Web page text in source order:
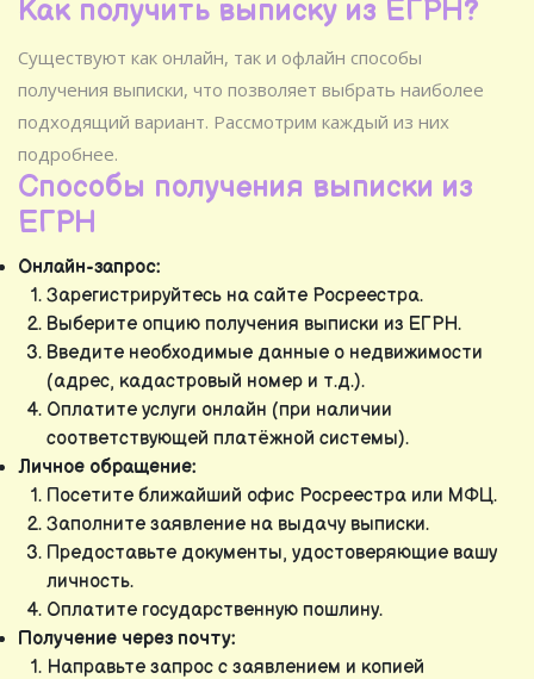
Как получить выписку из ЕГРН?
Существуют как онлайн, так и офлайн способы
получения выписки, что позволяет выбрать наиболее
подходящий вариант. Рассмотрим каждый из них
подробнее.
Способы получения выписки из
ЕГРН
Онлайн-запрос:
Зарегистрируйтесь на сайте Росреестра.
Выберите опцию получения выписки из ЕГРН.
Введите необходимые данные о недвижимости
(адрес, кадастровый номер и т.д.).
Оплатите услуги онлайн (при наличии
соответствующей платёжной системы).
Личное обращение:
Посетите ближайший офис Росреестра или МФЦ.
Заполните заявление на выдачу выписки.
Предоставьте документы, удостоверяющие вашу
личность.
Оплатите государственную пошлину.
Получение через почту:
Направьте запрос с заявлением и копией